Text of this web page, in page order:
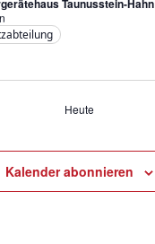
Taunusstein-Hahn
Heute
Kalender abonnieren